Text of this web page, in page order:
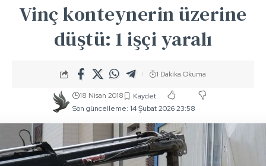
Vinç konteynerin üzerine
düştü: 1 işçi yaralı
Son güncelleme: 14 Şubat 2026 23:58
18 Nisan 2018
1 Dakika Okuma